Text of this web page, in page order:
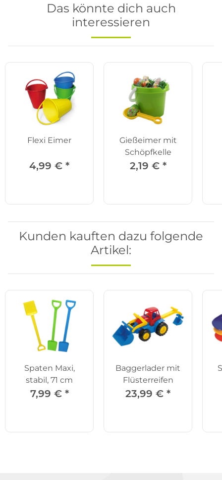
Das könnte dich auch
interessieren
Flexi Eimer
4,99 € *
Gießeimer mit
Schöpfkelle
2,19 € *
Kunden kauften dazu folgende
Artikel:
Spaten Maxi,
stabil, 71 cm
7,99 € *
Baggerlader mit
Flüsterreifen
23,99 € *